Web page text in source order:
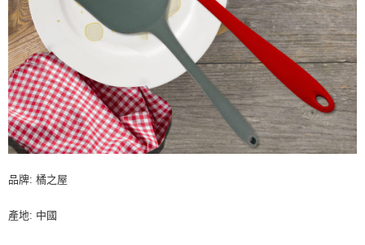
品牌: 橘之屋
產地: 中國